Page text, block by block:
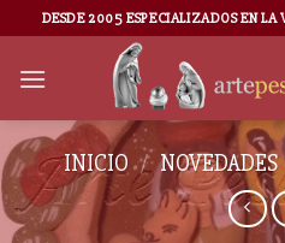
DESDE 2005 ESPECIALIZADOS EN LA
INICIO / NOVEDADES